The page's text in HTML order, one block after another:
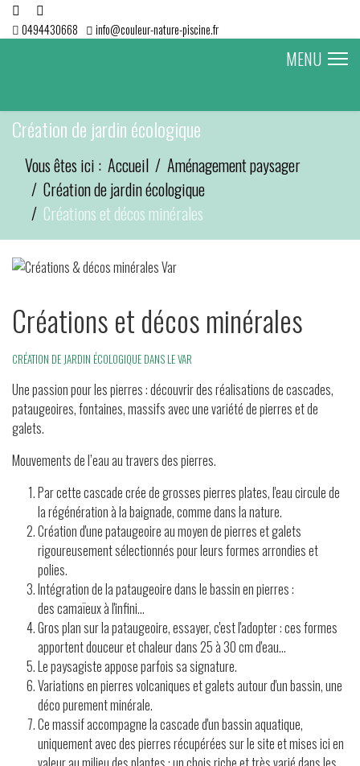
0494430668 info@couleur-nature-piscine.fr
MENU
Création de jardin écologique
Vous êtes ici : Accueil
Aménagement paysager
Création de jardin écologique
Créations et décos minérales
Créations et décos minérales
CRÉATION DE JARDIN ÉCOLOGIQUE DANS LE VAR
Une passion pour les pierres : découvrir des réalisations de cascades,
pataugeoires, fontaines, massifs avec une variété de pierres et de
galets.
Mouvements de l’eau au travers des pierres.
Par cette cascade crée de grosses pierres plates, l'eau circule de
la régénération à la baignade, comme dans la nature.
Création d'une pataugeoire au moyen de pierres et galets
rigoureusement sélectionnés pour leurs formes arrondies et
polies.
Intégration de la pataugeoire dans le bassin en pierres :
des camaïeux à l'infini...
Gros plan sur la pataugeoire, essayer, c'est l'adopter : ces formes
apportent douceur et chaleur dans 25 à 30 cm d'eau...
Le paysagiste appose parfois sa signature.
Variations en pierres volcaniques et galets autour d'un bassin, une
déco purement minérale.
Ce massif accompagne la cascade d'un bassin aquatique,
uniquement avec des pierres récupérées sur le site et mises ici en